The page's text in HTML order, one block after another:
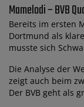
Mamelodi – BVB
Bereits im ersten
Dortmund als
musste sich
Die Analyse der
zeigt auch beim
Der BVB geht als